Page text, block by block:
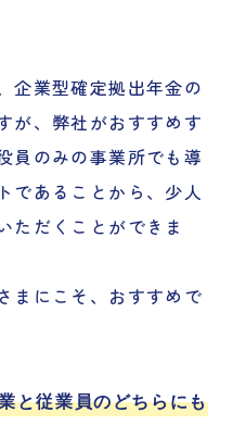
企業型確定拠出年金の
が、弊社がおすすめす
員のみの事業所でも導
であることから、少人
ただくことができま
まにこそ、おすすめで
と従業員のどちらにも